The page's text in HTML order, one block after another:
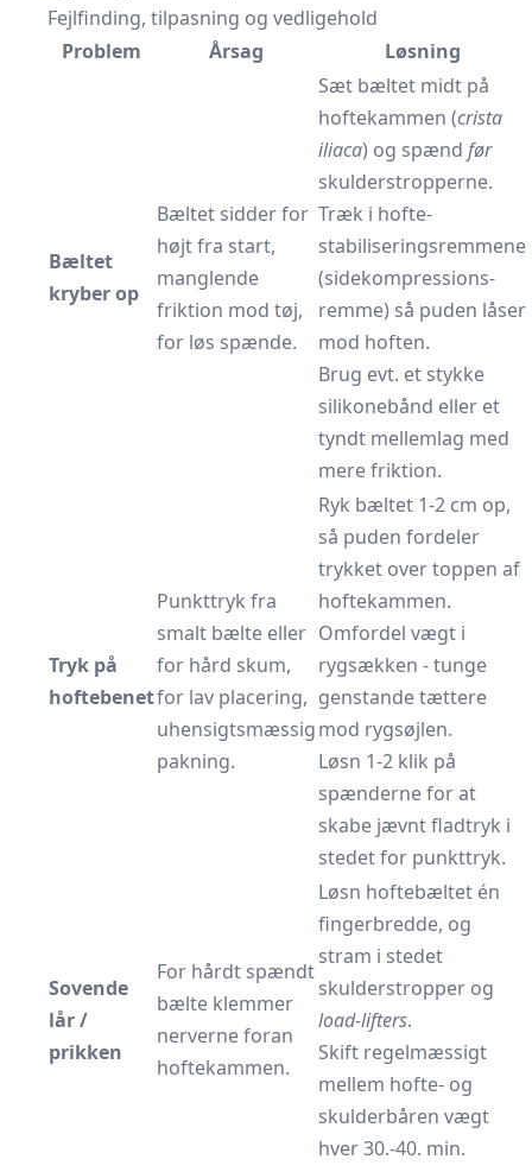
Fejlfinding, tilpasning og vedligehold
Problem
Årsag Løsning
Bæltet
kryber op
Bæltet sidder for
højt fra start,
manglende
friktion mod tøj,
for løs spænde.
Sæt bæltet midt på
hoftekammen (crista
iliaca) og spænd før
skulderstropperne.
Træk i hofte-
stabiliseringsremmene
(sidekompressions-
remme) så puden låser
mod hoften.
Brug evt. et stykke
silikonebånd eller et
tyndt mellemlag med
mere friktion.
Tryk på
hoftebenet
Punkttryk fra
smalt bælte eller
for hård skum,
for lav placering,
uhensigtsmæssig
pakning.
Ryk bæltet 1-2 cm op,
så puden fordeler
trykket over toppen af
hoftekammen.
Omfordel vægt i
rygsækken - tunge
genstande tættere
mod rygsøjlen.
Løsn 1-2 klik på
spænderne for at
skabe jævnt fladtryk i
stedet for punkttryk.
Sovende
lår /
prikken
For hårdt spændt
bælte klemmer
nerverne foran
hoftekammen.
Løsn hoftebæltet én
fingerbredde, og
stram i stedet
skulderstropper og
load-lifters.
Skift regelmæssigt
mellem hofte- og
skulderbåren vægt
hver 30.-40. min.